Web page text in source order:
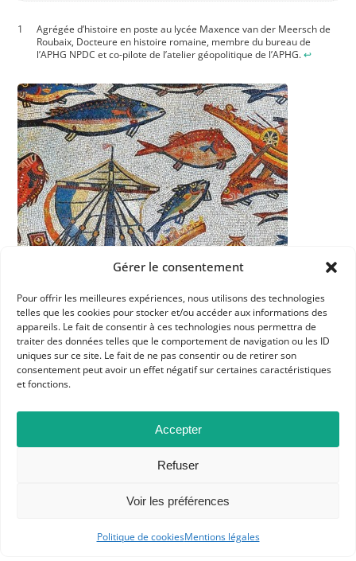
Gérer le consentement
Pour offrir les meilleures expériences, nous utilisons des technologies
telles que les cookies pour stocker et/ou accéder aux informations des
appareils. Le fait de consentir à ces technologies nous permettra de
traiter des données telles que le comportement de navigation ou les ID
uniques sur ce site. Le fait de ne pas consentir ou de retirer son
consentement peut avoir un effet négatif sur certaines caractéristiques
et fonctions.
Accepter
Refuser
Voir les préférences
Politique de cookiesMentions légales
Agrégée d’histoire en poste au lycée Maxence van der Meersch de
Roubaix, Docteure en histoire romaine, membre du bureau de
l’APHG NPDC et co-pilote de l’atelier géopolitique de l’APHG.↩︎
Dans les catégories